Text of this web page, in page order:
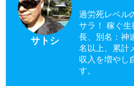
サトシ
過労死レベル
サラ！ 稼ぐ
長、別名：神
名以上、累計
収入を増やし
す。